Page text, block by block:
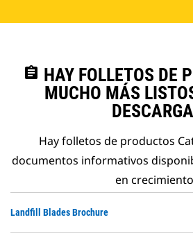
assignment HAY FOLLETOS DE
MUCHO MÁS
Hay folletos de productos
documentos informativos
en
Landfill Blades Brochure